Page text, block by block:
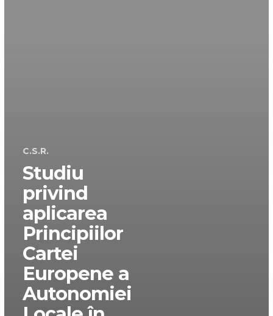
C.S.R.
Studiu
privind
aplicarea
Principiilor
Cartei
Europene a
Autonomiei